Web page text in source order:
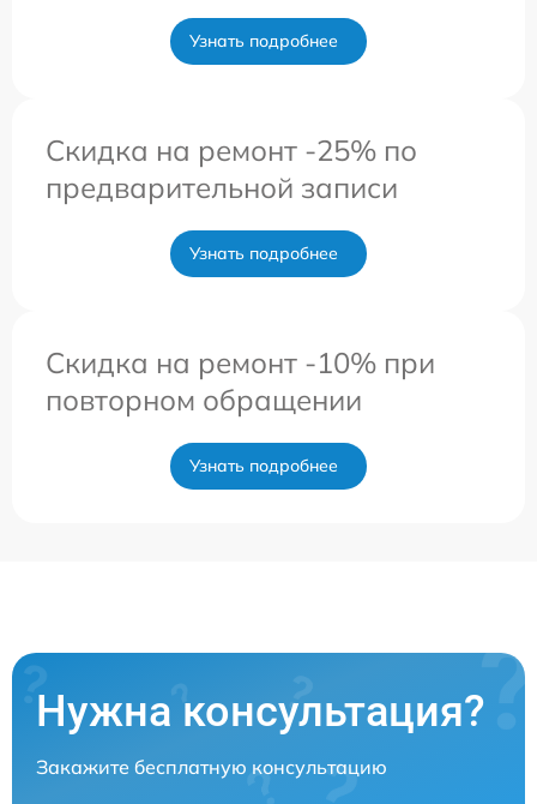
Узнать подробнее
Скидка на ремонт -25% по
предварительной записи
Узнать подробнее
Скидка на ремонт -10% при
повторном обращении
Узнать подробнее
Нужна консультация?
Закажите бесплатную консультацию